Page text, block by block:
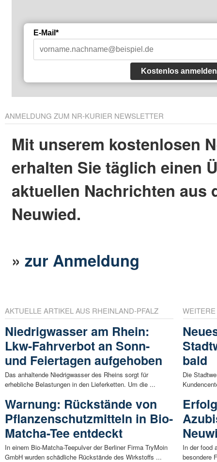
E-Mail*
Kostenlos anmelden
ANMELDUNG ZUM NR-KURIER NEWSLETTER
Mit unserem kostenlosen
erhalten Sie täglich einen
aktuellen Nachrichten aus
Neuwied.
»zur Anmeldung
AKTUELLE ARTIKEL AUS RHEINLAND-PFALZ
Niedrigwasser am Rhein:
Lkw-Fahrverbot an Sonn-
und Feiertagen aufgehoben
Das anhaltende Niedrigwasser des Rheins sorgt für
erhebliche Belastungen in den Lieferketten. Um die ...
Warnung: Rückstände von
Pflanzenschutzmitteln in Bio-
Matcha-Tee entdeckt
In einem Bio-Matcha-Teepulver der Berliner Firma TryMoin
GmbH wurden schädliche Rückstände des Wirkstoffs ...
bald
Die
In der food
besondere